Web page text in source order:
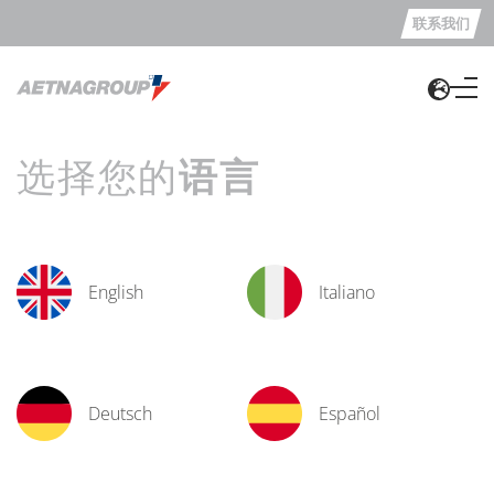
联系我们
选择您的语言
English Italiano
Deutsch Español